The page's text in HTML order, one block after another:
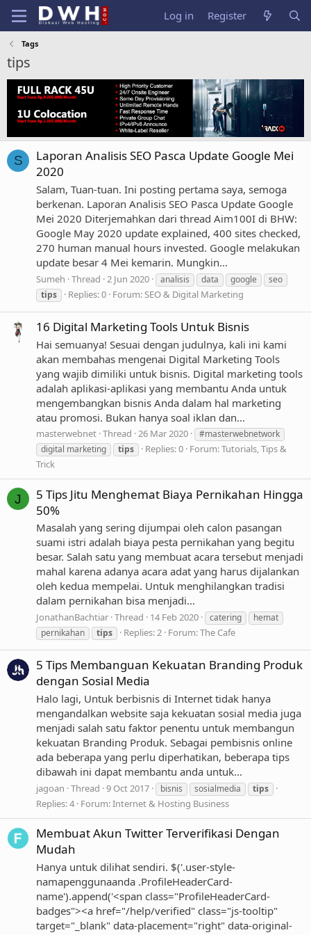
Log in Register
Tags
tips
S
Laporan Analisis SEO Pasca Update Google Mei
2020
Salam, Tuan-tuan. Ini posting pertama saya, semoga
berkenan. Laporan Analisis SEO Pasca Update Google
Mei 2020 Diterjemahkan dari thread Aim100I di BHW:
Google May 2020 update explained, 400 sites checked,
270 human manual hours invested. Google melakukan
update besar 4 Mei kemarin. Mungkin...
Sumeh Thread 2 Jun 2020 analisis data google
seo
tips
Replies: 0 Forum: SEO & Digital Marketing
16 Digital Marketing Tools Untuk Bisnis
Hai semuanya! Sesuai dengan judulnya, kali ini kami
akan membahas mengenai Digital Marketing Tools
yang wajib dimiliki untuk bisnis. Digital marketing tools
adalah aplikasi-aplikasi yang membantu Anda untuk
mengembangkan bisnis Anda dalam hal marketing
atau promosi. Bukan hanya soal iklan dan...
masterwebnet Thread 26 Mar 2020
#masterwebnetwork
digital marketing
tips Replies: 0 Forum:Tutorials, Tips &
Trick
J
5 Tips Jitu Menghemat Biaya Pernikahan Hingga
50%
Masalah yang sering dijumpai oleh calon pasangan
suami istri adalah biaya pesta pernikahan yang begitu
besar. Salah satu yang membuat acara tersebut menjadi
mahal karena adanya acara adat yang harus dijalankan
oleh kedua mempelai. Untuk menghilangkan tradisi
dalam pernikahan bisa menjadi...
JonathanBachtiar Thread 14 Feb 2020 catering
hemat
pernikahan
tips Replies: 2 Forum:The Cafe
5 Tips Membanguan Kekuatan Branding Produk
dengan Sosial Media
Halo lagi, Untuk berbisnis di Internet tidak hanya
mengandalkan website saja kekuatan sosial media juga
menjadi salah satu faktor penentu untuk membangun
kekuatan Branding Produk. Sebagai pembisnis online
ada beberapa yang perlu diperhatikan, beberapa tips
dibawah ini dapat membantu anda untuk...
jagoan Thread 9 Oct 2017 bisnis sosialmedia tips
Replies: 4 Forum:Internet & Hosting Business
Membuat Akun Twitter Terverifikasi Dengan
Mudah
Hanya untuk dilihat sendiri. $('.user-style-
namapenggunaanda .ProfileHeaderCard-
name').append('<span class="ProfileHeaderCard-
badges"><a href="/help/verified" class="js-tooltip"
target="_blank" data-placement="right" data-original-